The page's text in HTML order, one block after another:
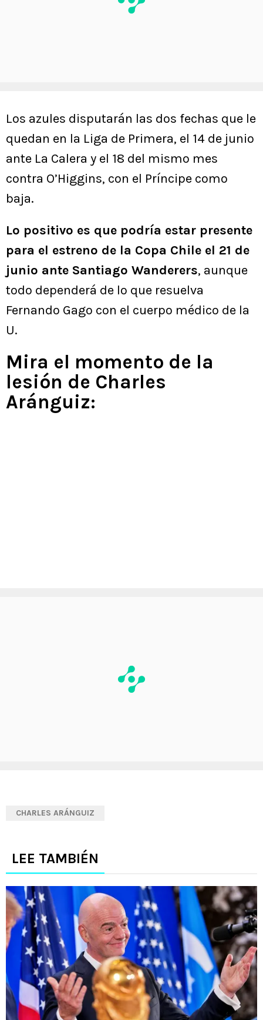
Los azules disputarán las dos fechas que le
quedan en la Liga de Primera, el 14 de junio
ante La Calera y el 18 del mismo mes
contra O’Higgins, con el Príncipe como
baja.
Lo positivo es que podría estar presente
para el estreno de la Copa Chile el 21 de
junio ante Santiago Wanderers, aunque
todo dependerá de lo que resuelva
Fernando Gago con el cuerpo médico de la
U.
Mira el momento de la
lesión de Charles
Aránguiz:
CHARLES ARÁNGUIZ
LEE TAMBIÉN